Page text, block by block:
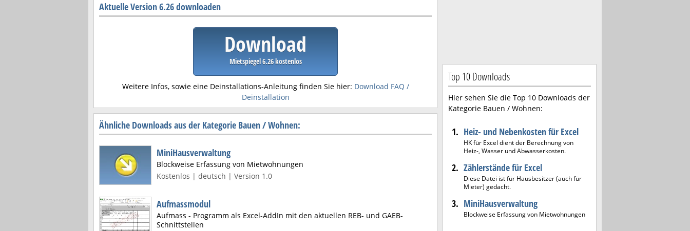
Aktuelle Version 6.26 downloaden
Download
Mietspiegel 6.26 kostenlos
Weitere Infos, sowie eine Deinstallations-Anleitung finden Sie hier: Download FAQ /
Deinstallation
Ähnliche Downloads aus der Kategorie Bauen / Wohnen:
MiniHausverwaltung
Blockweise Erfassung von Mietwohnungen
Kostenlos | deutsch | Version 1.0
Aufmassmodul
Aufmass - Programm als Excel-AddIn mit den aktuellen REB- und GAEB-
Schnittstellen
Top 10 Downloads
Hier sehen Sie die Top 10 Downloads der
Kategorie Bauen / Wohnen:
1. Heiz- und Nebenkosten für Excel
HK für Excel dient der Berechnung von
Heiz-, Wasser und Abwasserkosten.
2. Zählerstände für Excel
Diese Datei ist für Hausbesitzer (auch für
Mieter) gedacht.
3. MiniHausverwaltung
Blockweise Erfassung von Mietwohnungen